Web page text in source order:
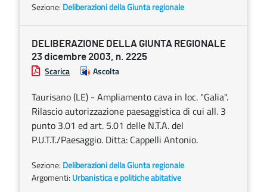
Sezione: Deliberazioni della Giunta regionale
DELIBERAZIONE DELLA GIUNTA REGIONALE
23 dicembre 2003, n. 2225
Scarica Ascolta
Taurisano (LE) - Ampliamento cava in loc. "Galia".
Rilascio autorizzazione paesaggistica di cui all. 3
punto 3.01 ed art. 5.01 delle N.T.A. del
P.U.T.T./Paesaggio. Ditta: Cappelli Antonio.
Sezione: Deliberazioni della Giunta regionale
Argomenti: Urbanistica e politiche abitative